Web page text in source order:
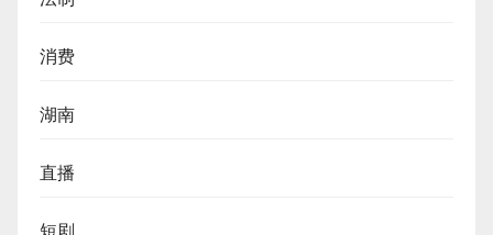
消费
湖南
直播